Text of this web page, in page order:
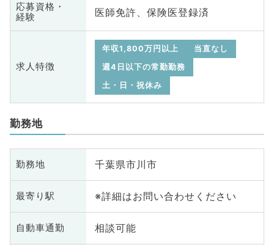
応募資格・
経験
医師免許、保険医登録済
求人特徴
年収1,800万円以上
当直なし
週4日以下の常勤勤務
土・日・祝休み
勤務地
勤務地 千葉県市川市
最寄り駅 ※詳細はお問い合わせください
自動車通勤 相談可能